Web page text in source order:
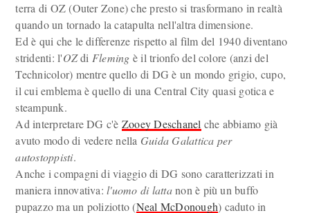
terra di OZ (Outer Zone) che presto si trasformano in realtà
quando un tornado la catapulta nell'altra dimensione.
Ed è qui che le differenze rispetto al film del 1940 diventano
stridenti: l'OZdi Fleming è il trionfo del colore (anzi del
Technicolor) mentre quello di DG è un mondo grigio, cupo,
il cui emblema è quello di una Central City quasi gotica e
steampunk.
Ad interpretare DG c'è Zooey Deschanel che abbiamo già
avuto modo di vedere nella Guida Galattica per
autostoppisti.
Anche i compagni di viaggio di DG sono caratterizzati in
maniera innovativa:l'uomo di lattanon è più un buffo
pupazzo ma un poliziotto (Neal McDonough) caduto in